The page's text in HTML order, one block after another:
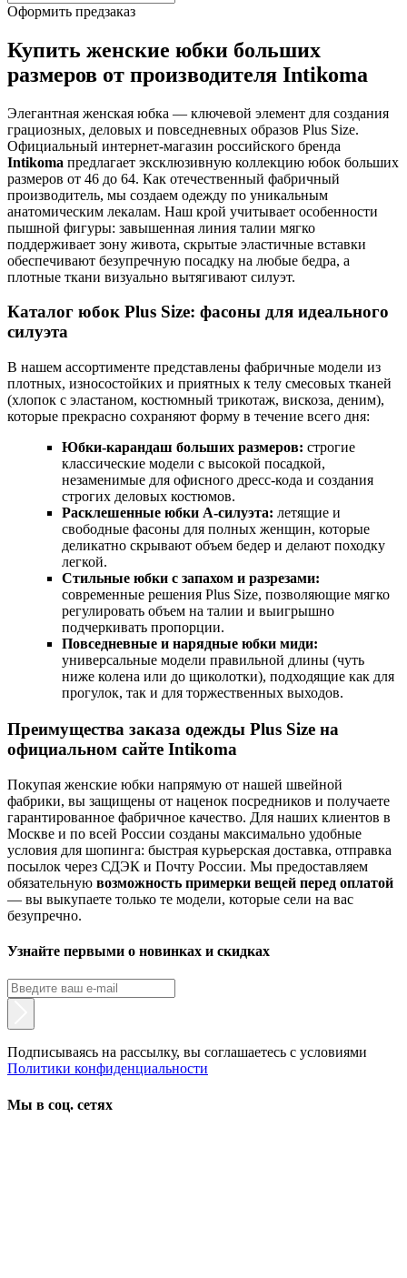
Оформить предзаказ
Купить женские юбки больших
размеров от производителя Intikoma
Элегантная женская юбка — ключевой элемент для создания
грациозных, деловых и повседневных образов Plus Size.
Официальный интернет-магазин российского бренда
Intikoma предлагает эксклюзивную коллекцию юбок больших
размеров от 46 до 64. Как отечественный фабричный
производитель, мы создаем одежду по уникальным
анатомическим лекалам. Наш крой учитывает особенности
пышной фигуры: завышенная линия талии мягко
поддерживает зону живота, скрытые эластичные вставки
обеспечивают безупречную посадку на любые бедра, а
плотные ткани визуально вытягивают силуэт.
Каталог юбок Plus Size: фасоны для идеального
силуэта
В нашем ассортименте представлены фабричные модели из
плотных, износостойких и приятных к телу смесовых тканей
(хлопок с эластаном, костюмный трикотаж, вискоза, деним),
которые прекрасно сохраняют форму в течение всего дня:
Юбки-карандаш больших размеров: строгие
классические модели с высокой посадкой,
незаменимые для офисного дресс-кода и создания
строгих деловых костюмов.
Расклешенные юбки А-силуэта: летящие и
свободные фасоны для полных женщин, которые
деликатно скрывают объем бедер и делают походку
легкой.
Стильные юбки с запахом и разрезами:
современные решения Plus Size, позволяющие мягко
регулировать объем на талии и выигрышно
подчеркивать пропорции.
Повседневные и нарядные юбки миди:
универсальные модели правильной длины (чуть
ниже колена или до щиколотки), подходящие как для
прогулок, так и для торжественных выходов.
Преимущества заказа одежды Plus Size на
официальном сайте Intikoma
Покупая женские юбки напрямую от нашей швейной
фабрики, вы защищены от наценок посредников и получаете
гарантированное фабричное качество. Для наших клиентов в
Москве и по всей России созданы максимально удобные
условия для шопинга: быстрая курьерская доставка, отправка
посылок через СДЭК и Почту России. Мы предоставляем
обязательную возможность примерки вещей перед оплатой
— вы выкупаете только те модели, которые сели на вас
безупречно.
Узнайте первыми о новинках и скидках
Подписываясь на рассылку, вы соглашаетесь с условиями
Политики конфиденциальности
Мы в соц. сетях